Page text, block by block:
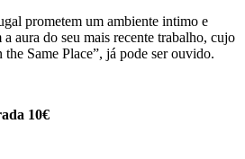
prometem um ambiente intimo e
aura do seu mais recente trabalho, cujo
Same Place”, já pode ser ouvido.
10€